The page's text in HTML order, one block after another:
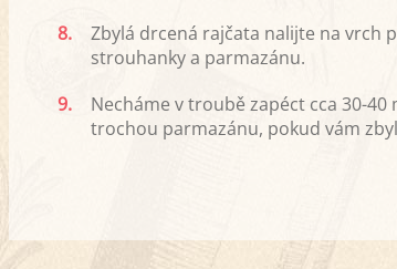
8.
Zbylá drcená rajčata nalijte na vrch
strouhanky a parmazánu.
9.
Necháme v troubě zapéct cca 30-
trochou parmazánu, pokud vám